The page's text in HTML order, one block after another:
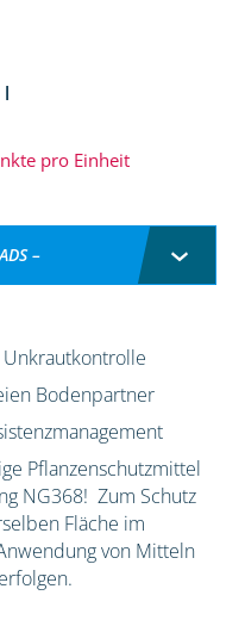
l
pro Einheit
–
Bodenpartner
Pflanzenschutzmittel
NG368! Zum Schutz
Fläche im
von Mitteln